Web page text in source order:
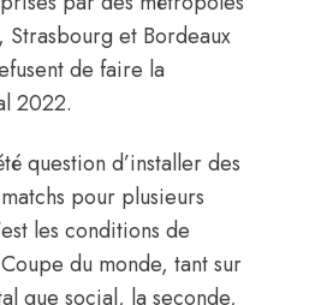
et Bordeaux
de faire la
2022.
question d’installer des
pour plusieurs
les conditions de
du monde, tant sur
que social, la seconde,